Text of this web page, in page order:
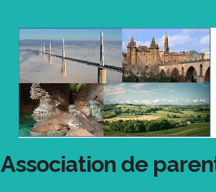
Association de